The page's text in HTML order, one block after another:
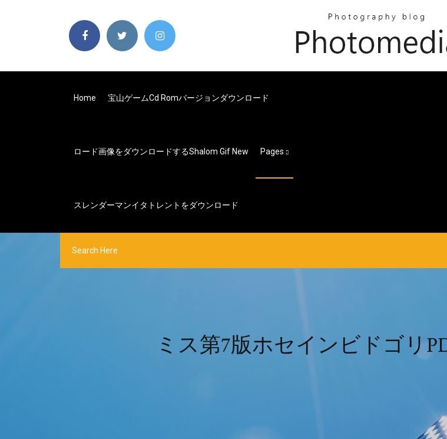
Home 宝山ゲームcd Romバージョンダウンロード
ロード画像をダウンロードするshalom Gif New Pages
スレンダーマンイタトレントをダウンロード
ミス第7版ホセインビドゴリ